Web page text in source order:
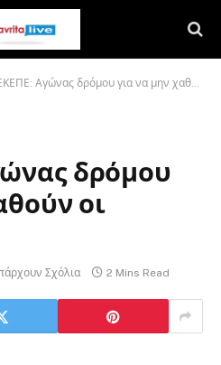
Αγώνας δρόμου για να μην χαθούν οι πληρωμές
δρόμου
οι
Σχόλια 2 Mins Read